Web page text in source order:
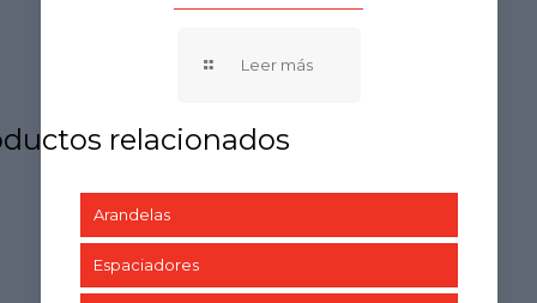
Arandelas
Espaciadores